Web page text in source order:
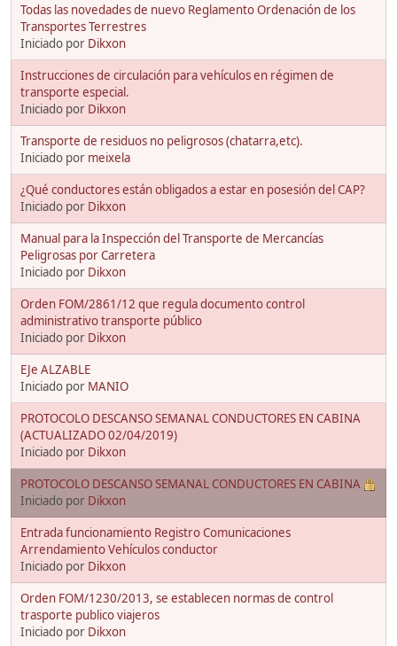
Todas las novedades de nuevo Reglamento Ordenación de los
Transportes Terrestres
Iniciado por Dikxon
Instrucciones de circulación para vehículos en régimen de
transporte especial.
Iniciado por Dikxon
Transporte de residuos no peligrosos (chatarra,etc).
Iniciado por meixela
¿Qué conductores están obligados a estar en posesión del CAP?
Iniciado por Dikxon
Manual para la Inspección del Transporte de Mercancías
Peligrosas por Carretera
Iniciado por Dikxon
Orden FOM/2861/12 que regula documento control
administrativo transporte público
Iniciado por Dikxon
EJe ALZABLE
Iniciado por MANIO
PROTOCOLO DESCANSO SEMANAL CONDUCTORES EN CABINA
(ACTUALIZADO 02/04/2019)
Iniciado por Dikxon
PROTOCOLO DESCANSO SEMANAL CONDUCTORES EN CABINA
Iniciado por Dikxon
Entrada funcionamiento Registro Comunicaciones
Arrendamiento Vehículos conductor
Iniciado por Dikxon
Orden FOM/1230/2013, se establecen normas de control
trasporte publico viajeros
Iniciado por Dikxon